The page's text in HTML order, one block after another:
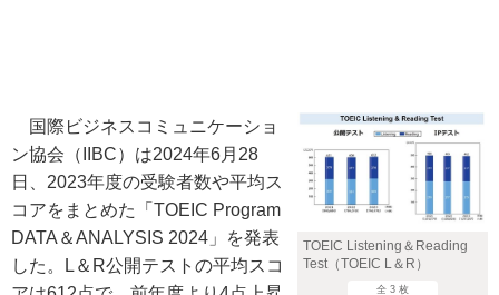
TOEIC Listening＆Reading
Test（TOEIC L＆R）
全 3 枚
国際ビジネスコミュニケーショ
ン協会（IIBC）は2024年6月28
日、2023年度の受験者数や平均ス
コアをまとめた「TOEIC Program
DATA＆ANALYSIS 2024」を発表
した。L＆R公開テストの平均スコ